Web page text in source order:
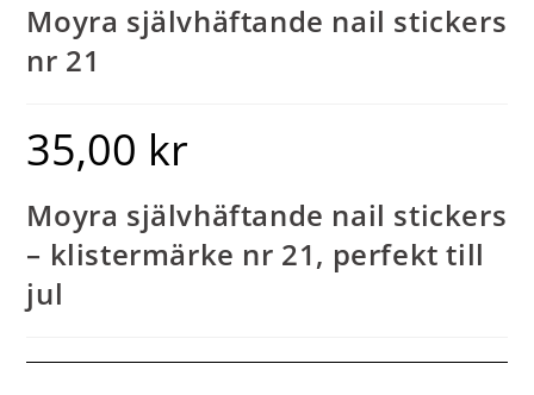
Moyra självhäftande nail stickers
nr 21
35,00 kr
Moyra självhäftande nail stickers
– klistermärke nr 21, perfekt till
jul